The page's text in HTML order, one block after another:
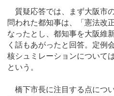
質疑応答では、まず大阪市
問われた都知事は、「憲法改
なったとし、都知事を大阪維
く話もあがったと回答。定例
核シュミレーションについて
という。
橋下市長に注目する点につ